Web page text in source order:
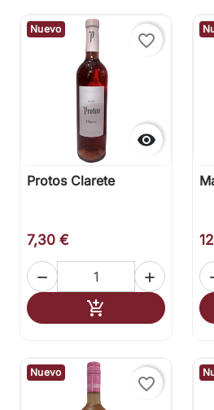
Nuevo

favorite_border
Protos Clarete
7,30 €
 
 Añadir al carrito
Nuevo
favorite_border